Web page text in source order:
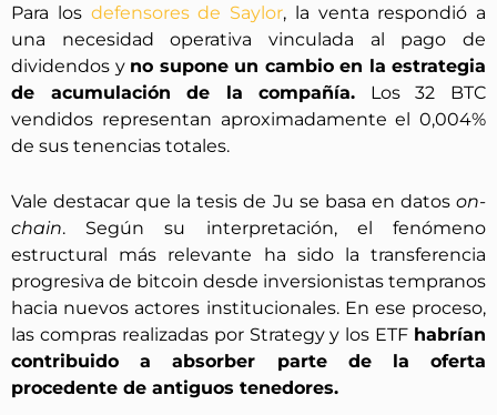
Para los defensores de Saylor, la venta respondió a
una necesidad operativa vinculada al pago de
dividendos y no supone un cambio en la estrategia
de acumulación de la compañía. Los 32 BTC
vendidos representan aproximadamente el 0,004%
de sus tenencias totales.
Vale destacar que la tesis de Ju se basa en datos on-
chain. Según su interpretación, el fenómeno
estructural más relevante ha sido la transferencia
progresiva de bitcoin desde inversionistas tempranos
hacia nuevos actores institucionales. En ese proceso,
las compras realizadas por Strategy y los ETF habrían
contribuido a absorber parte de la oferta
procedente de antiguos tenedores.